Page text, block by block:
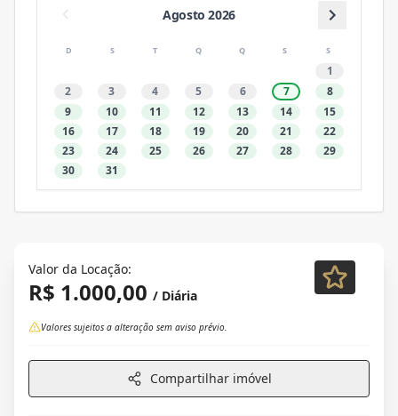
Agosto 2026
D S T Q Q S S
1
2
3 4 5 6 7
8
9
10 11 12 13 14
15
16
17 18 19 20 21
22
23
24 25 26 27 28
29
30
31
Valor da Locação:
R$ 1.000,00 / Diária
Valores sujeitos a alteração sem aviso prévio.
Compartilhar imóvel